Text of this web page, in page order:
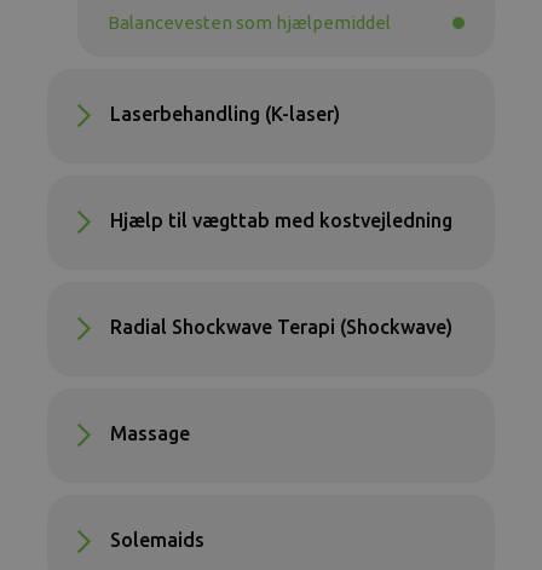
Balancevesten som hjælpemiddel
Laserbehandling (K-laser)
Hjælp til vægttab med kostvejledning
Radial Shockwave Terapi (Shockwave)
Massage
Solemaids